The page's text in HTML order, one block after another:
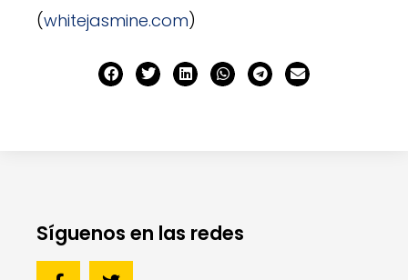
(whitejasmine.com)
Síguenos en las redes